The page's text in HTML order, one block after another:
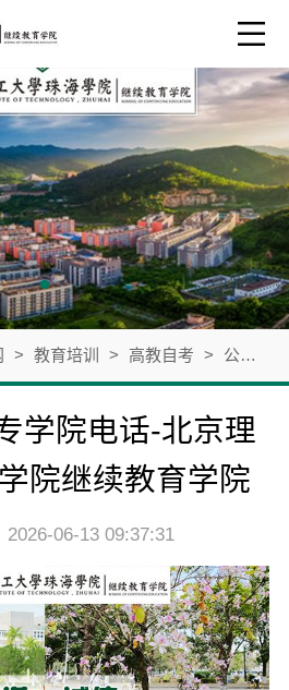
> 教育培训 > 高教自考 > 公司新闻
学院电话-北京理
院继续教育学院
2026-06-13 09:37:31